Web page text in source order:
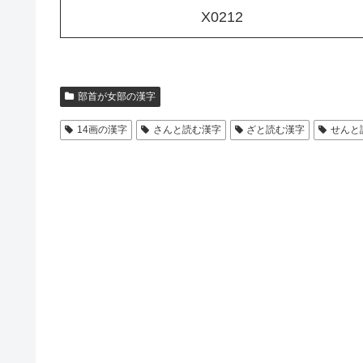
X0212
部首が女部の漢字
14画の漢字 さんと読む漢字 ざと読む漢字 せんと